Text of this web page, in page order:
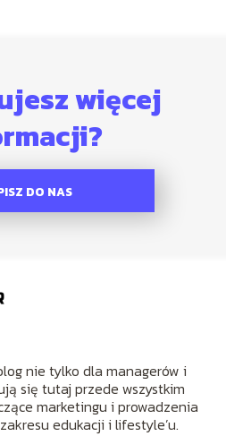
więcej
DO NAS
nie tylko dla managerów i
się tutaj przede wszystkim
marketingu i prowadzenia
edukacji i lifestyle’u.